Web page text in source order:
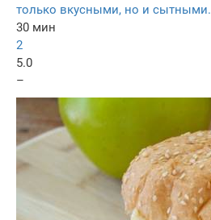
только вкусными, но и сытными.
30 мин
2
5.0
–